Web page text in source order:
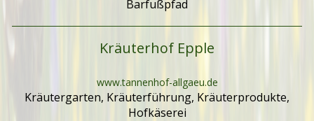
Barfußpfad
Kräuterhof Epple
www.tannenhof-allgaeu.de
Kräutergarten, Kräuterführung, Kräuterprodukte,
Hofkäserei